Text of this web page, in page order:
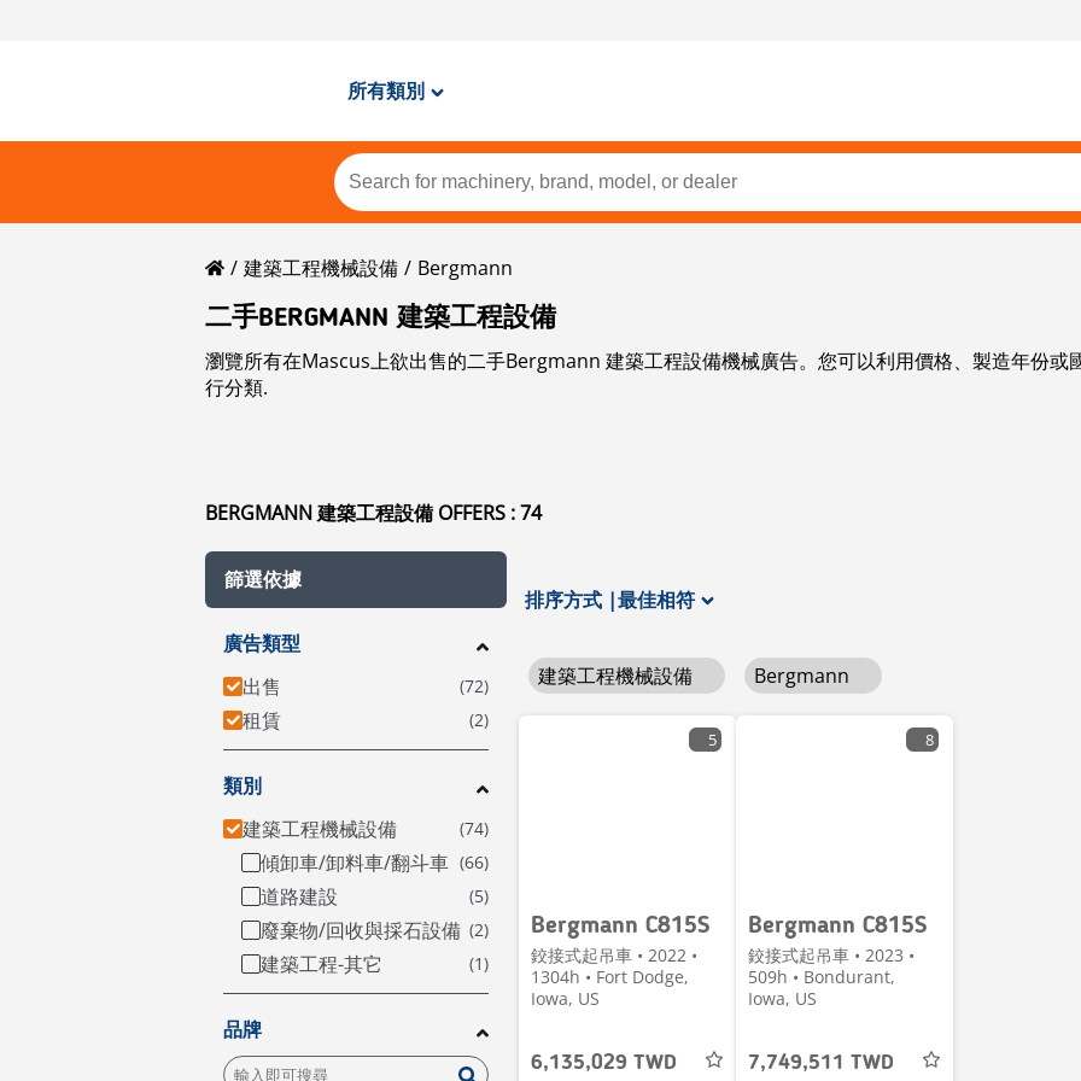
所有類別
建築工程機械設備
Bergmann
二手BERGMANN 建築工程設備
瀏覽所有在Mascus上欲出售的二手Bergmann 建築工程設備機械廣告。您可以利用價格、製造年份
行分類.
BERGMANN 建築工程設備 OFFERS : 74
篩選依據
廣告類型
出售
租賃
類別
建築工程機械設備
傾卸車/卸料車/翻斗車
道路建設
廢棄物/回收與採石設備
建築工程-其它
品牌
排序方式 |最佳相符
建築工程機械設備 Bergmann
5
Bergmann C815S
鉸接式起吊車 • 2022 •
1304h • Fort Dodge,
Iowa, US
6,135,029 TWD
8
Bergmann C815S
鉸接式起吊車 • 2023 •
509h • Bondurant,
Iowa, US
7,749,511 TWD